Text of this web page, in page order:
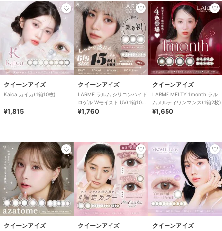
クイーンアイズ
Kaica カイカ(1箱10枚)
¥1,815
クイーンアイズ
LARME ラルム シリコンハイド
ロゲル Wモイスト UV(1箱10
枚)
¥1,760
クイーンアイズ
LARME MELTY 1month ラル
ムメルティワンマンス(1箱2枚)
¥1,650
クイーンアイズ クイーンアイズ クイーンアイズ